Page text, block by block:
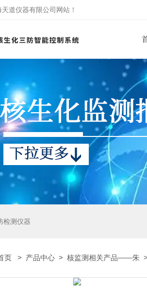
天道仪器有限公司 网站！
检测仪器
页 > 产品中心 > 核监测相关产品——朱